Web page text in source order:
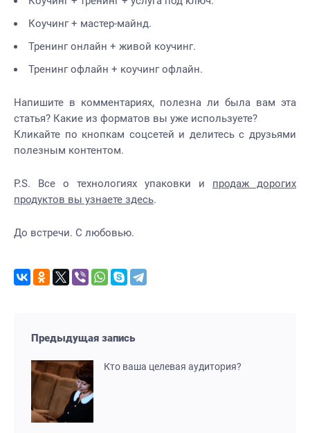
Коучинг + мастер-майнд.
Тренинг онлайн + живой коучинг.
Тренинг офлайн + коучинг офлайн.
Напишите в комментариях, полезна ли была вам эта
статья? Какие из форматов вы уже используете?
Кликайте по кнопкам соцсетей и делитесь с друзьями
полезным контентом.
P.S. Все о технологиях упаковки и продаж дорогих
продуктов вы узнаете здесь.
До встречи. С любовью.
Предыдущая запись
Кто ваша целевая аудитория?